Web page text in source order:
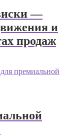
—
и
продаж